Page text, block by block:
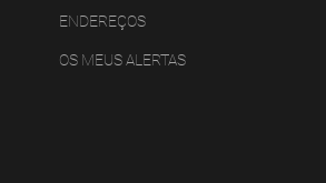
ENDEREÇOS
OS MEUS ALERTAS